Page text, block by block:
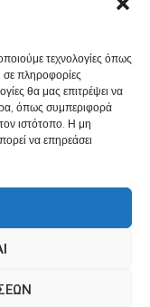
τεχνολογίες όπως
πληροφορίες
θα μας επιτρέψει να
όπως συμπεριφορά
ιστότοπο. Η μη
να επηρεάσει